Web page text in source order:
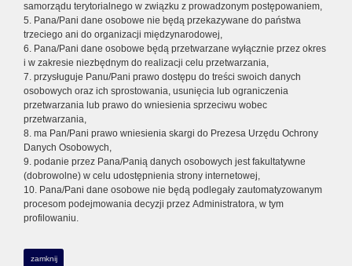
samorządu terytorialnego w związku z prowadzonym postępowaniem,
5. Pana/Pani dane osobowe nie będą przekazywane do państwa
trzeciego ani do organizacji międzynarodowej,
6. Pana/Pani dane osobowe będą przetwarzane wyłącznie przez okres
i w zakresie niezbędnym do realizacji celu przetwarzania,
7. przysługuje Panu/Pani prawo dostępu do treści swoich danych
osobowych oraz ich sprostowania, usunięcia lub ograniczenia
przetwarzania lub prawo do wniesienia sprzeciwu wobec
przetwarzania,
8. ma Pan/Pani prawo wniesienia skargi do Prezesa Urzędu Ochrony
Danych Osobowych,
9. podanie przez Pana/Panią danych osobowych jest fakultatywne
(dobrowolne) w celu udostępnienia strony internetowej,
10. Pana/Pani dane osobowe nie będą podlegały zautomatyzowanym
procesom podejmowania decyzji przez Administratora, w tym
profilowaniu.
zamknij